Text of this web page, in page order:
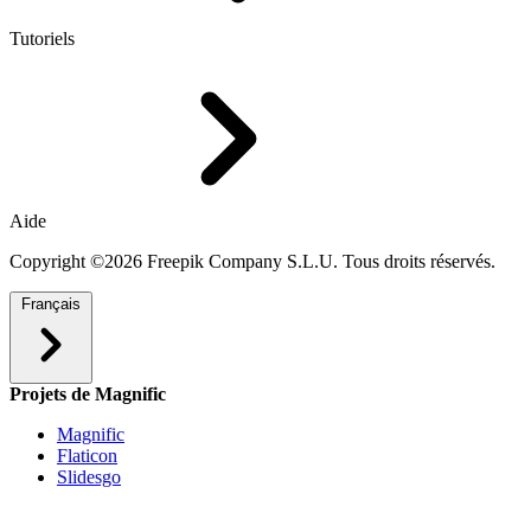
Tutoriels
Aide
Copyright ©2026 Freepik Company S.L.U. Tous droits réservés.
Français
Projets de Magnific
Magnific
Flaticon
Slidesgo